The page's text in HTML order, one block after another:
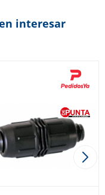
interesar